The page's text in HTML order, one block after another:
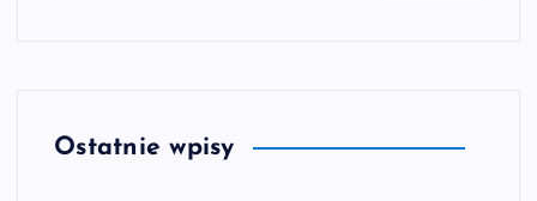
Ostatnie wpisy